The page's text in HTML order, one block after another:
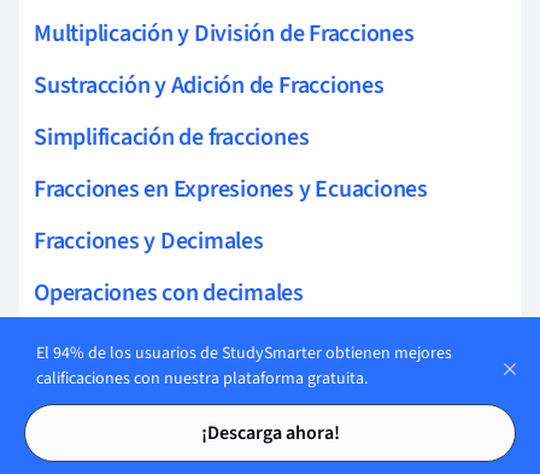
Tarjetas de estudio
Tarjetas de estudio
Multiplicación y División de Fracciones
Sustracción y Adición de Fracciones
Simplificación de fracciones
Fracciones en Expresiones y Ecuaciones
Fracciones y Decimales
Operaciones con decimales
Tipos de Funciones
Funciones Impares
Funciones pares
El 94% de los usuarios de StudySmarter obtienen mejores
calificaciones con nuestra plataforma gratuita.
¡Descarga ahora!